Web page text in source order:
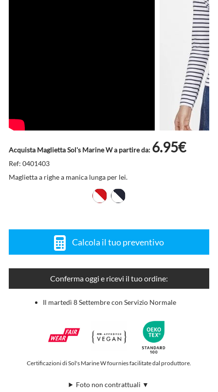
Acquista Maglietta Sol's Marine W a partire da: 6.95€
Ref: 0401403
Maglietta a righe a manica lunga per lei.
Calcola il tuo preventivo
Conferma oggi e ricevi il tuo ordine:
Il martedì 8 Settembre con Servizio Normale
Certificazioni di Sol's Marine W fournies facilitate dal produttore.
Foto non contrattuali ▼